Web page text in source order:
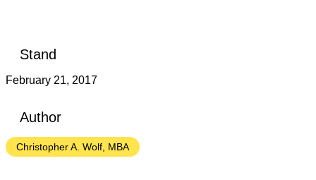
Stand
February 21, 2017
Author
Christopher A. Wolf, MBA